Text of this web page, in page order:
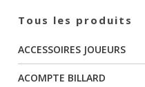
DE
PRODUITS
Tous les produits
ACCESSOIRES JOUEURS
ACOMPTE BILLARD